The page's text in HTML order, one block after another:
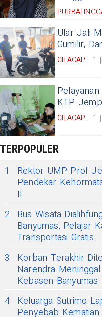
Ular Jali
Gumilir,
CILACAP 1
KTP
CILACAP 1
TERPOPULER
1
Rektor UMP Prof
Pendekar
II
2
Bus Wisata
Banyumas, Pelajar
Transportasi Gratis
3
Korban Terakhir
Narendra
Kebasen Banyumas
4 Keluarga Sutrimo
Penyebab